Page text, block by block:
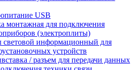
USB
монтажная для подключения
(электроплиты)
световой информационный для
устройств
/ разъем для передачи данных